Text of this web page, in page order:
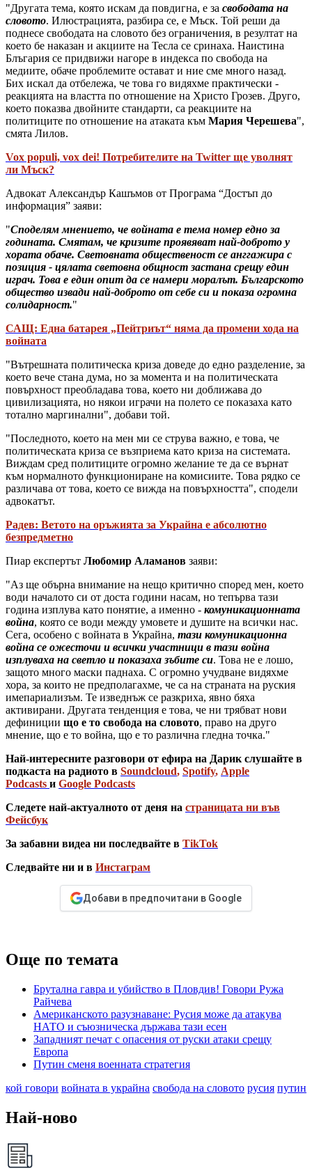
"Другата тема, която искам да повдигна, е за свободата на
словото. Илюстрацията, разбира се, е Мъск. Той реши да
поднесе свободата на словото без ограничения, в резултат на
което бе наказан и акциите на Тесла се сринаха. Наистина
Блъгария се придвижи нагоре в индекса по свобода на
медиите, обаче проблемите остават и ние сме много назад.
Бих искал да отбележа, че това го видяхме практически -
реакцията на властта по отношение на Христо Грозев. Друго,
което показва двойните стандарти, са реакциите на
политиците по отношение на атаката към Мария Черешева",
смята Лилов.
Vox populi, vox dei! Потребителите на Twitter ще уволнят
ли Мъск?
Адвокат Александър Кашъмов от Програма “Достъп до
информация” заяви:
"Споделям мнението, че войната е тема номер едно за
годината. Смятам, че кризите проявяват най-доброто у
хората обаче. Световната общественост се анггажира с
позиция - цялата световна общност застана срещу един
играч. Това е един опит да се намери моралът. Българското
общество извади най-доброто от себе си и показа огромна
солидарност."
САЩ: Една батарея „Пейтриът“ няма да промени хода на
войната
"Вътрешната политическа криза доведе до едно разделение, за
което вече стана дума, но за момента и на политическата
повърхност преобладава това, което ни доближава до
цивилизацията, но някои играчи на полето се показаха като
тотално маргинални", добави той.
"Последното, което на мен ми се струва важно, е това, че
политическата криза се възприема като криза на системата.
Виждам сред политиците огромно желание те да се върнат
към нормалното функциониране на комисиите. Това рядко се
различава от това, което се вижда на повърхността", сподели
адвокатът.
Радев: Ветото на оръжията за Украйна е абсолютно
безпредметно
Пиар експертът Любомир Аламанов заяви:
"Аз ще обърна внимание на нещо критично според мен, което
води началото си от доста години насам, но тепърва тази
година изплува като понятие, а именно - комуникационната
война, която се води между умовете и душите на всички нас.
Сега, особено с войната в Украйна, тази комуникационна
война се ожесточи и всички участници в тази война
изплуваха на светло и показаха зъбите си. Това не е лошо,
защото много маски паднаха. С огромно учудване видяхме
хора, за които не предполагахме, че са на страната на руския
имепариализъм. Те изведнъж се разкриха, явно бяха
активирани. Другата тенденция е това, че ни трябват нови
дефиниции що е то свобода на словото, право на друго
мнение, що е то война, що е то различна гледна точка."
Най-интересните разговори от ефира на Дарик слушайте в
подкаста на радиото в Soundcloud, Spotify, Apple
Podcasts и Google Podcasts
Следете най-актуалното от деня на страницата ни във
Фейсбук
За забавни видеа ни последвайте в TikTok
Следвайте ни и в Инстаграм
Добави в предпочитани в Google
Още по темата
Брутална гавра и убийство в Пловдив! Говори Ружа
Райчева
Американското разузнаване: Русия може да атакува
НАТО и съюзническа държава тази есен
Западният печат с опасения от руски атаки срещу
Европа
Путин сменя военната стратегия
кой говори войната в украйна свобода на словото русия путин
Най-ново